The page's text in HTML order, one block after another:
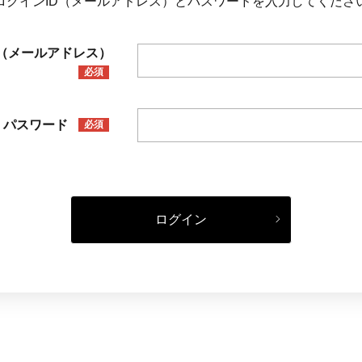
メールアドレス）
必須
パスワード 必須
ログイン